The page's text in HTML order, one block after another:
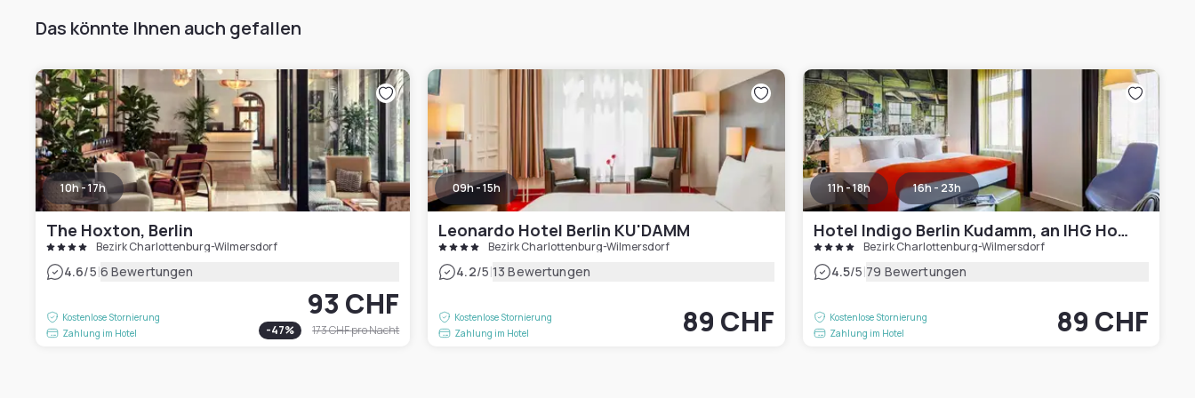
Das könnte Ihnen auch gefallen
10h - 17h
The Hoxton, Berlin
Bezirk Charlottenburg-Wilmersdorf
4.6/5|6 Bewertungen
Kostenlose Stornierung
Zahlung im Hotel
93 CHF
-47% 173 CHFpro Nacht
09h - 15h
Leonardo Hotel Berlin KU'DAMM
Bezirk Charlottenburg-Wilmersdorf
4.2/5|13 Bewertungen
Kostenlose Stornierung
Zahlung im Hotel
89 CHF
11h - 18h 16h - 23h
Hotel Indigo Berlin Kudamm, an IHG Hotel
Bezirk Charlottenburg-Wilmersdorf
4.5/5|79 Bewertungen
Kostenlose Stornierung
Zahlung im Hotel
89 CHF